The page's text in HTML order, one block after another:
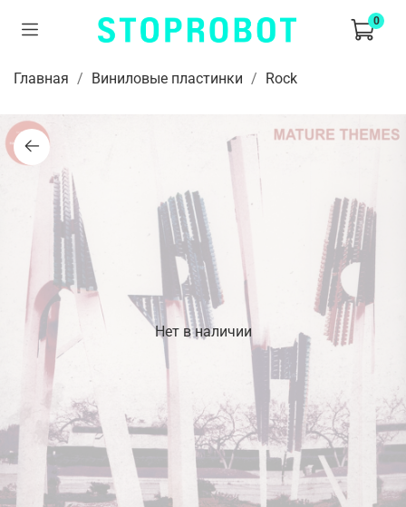
0
Главная Виниловые пластинки Rock
Нет в наличии